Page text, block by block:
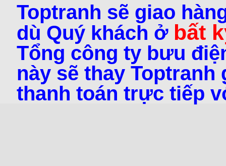
Toptranh sẽ giao
dù Quý khách ở bất
Tổng công ty bưu
này sẽ thay
thanh toán trực tiếp